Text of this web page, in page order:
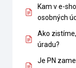
Kam v e-
osobných
Ako
úradu?
Je PN